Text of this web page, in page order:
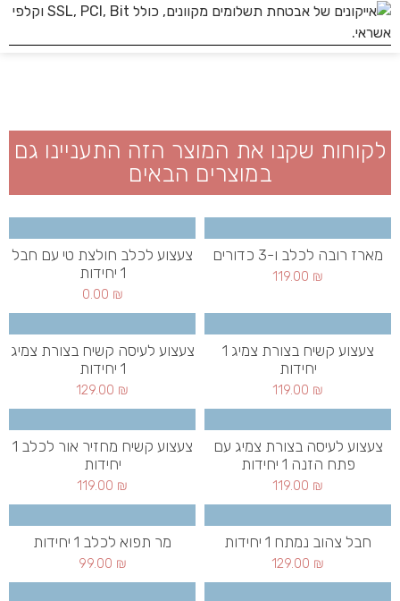
לקוחות שקנו את המוצר הזה התעניינו גם
במוצרים הבאים
מארז רובה לכלב ו-3 כדורים
119.00 ₪
צעצוע לכלב חולצת טי עם חבל
1 יחידות
0.00 ₪
צעצוע קשיח בצורת צמיג 1
יחידות
119.00 ₪
צעצוע לעיסה קשיח בצורת צמיג
1 יחידות
129.00 ₪
צעצוע לעיסה בצורת צמיג עם
פתח הזנה 1 יחידות
119.00 ₪
צעצוע קשיח מחזיר אור לכלב 1
יחידות
119.00 ₪
חבל צהוב נמתח 1 יחידות
129.00 ₪
מר תפוא לכלב 1 יחידות
99.00 ₪